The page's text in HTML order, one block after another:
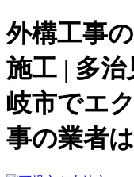
外構工事
施工 | 多
岐市でエ
事の業者